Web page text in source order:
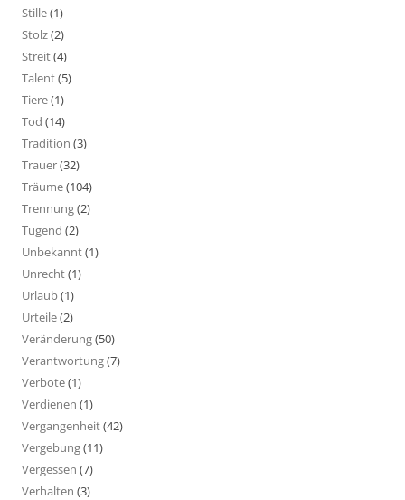
Stille(1)
Stolz(2)
Streit(4)
Talent(5)
Tiere(1)
Tod (14)
Tradition (3)
Trauer(32)
Träume(104)
Trennung(2)
Tugend (2)
Unbekannt(1)
Unrecht(1)
Urlaub(1)
Urteile(2)
Veränderung(50)
Verantwortung(7)
Verbote(1)
Verdienen (1)
Vergangenheit(42)
Vergebung(11)
Vergessen (7)
Verhalten (3)